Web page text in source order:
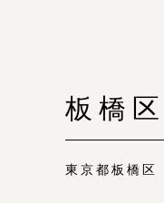
板橋
東京都板橋